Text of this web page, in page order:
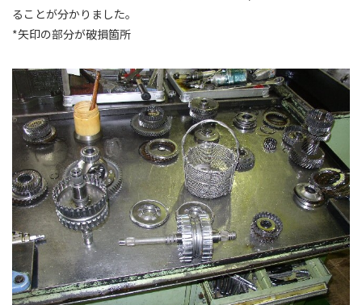
ることが分かりました。
*矢印の部分が破損箇所